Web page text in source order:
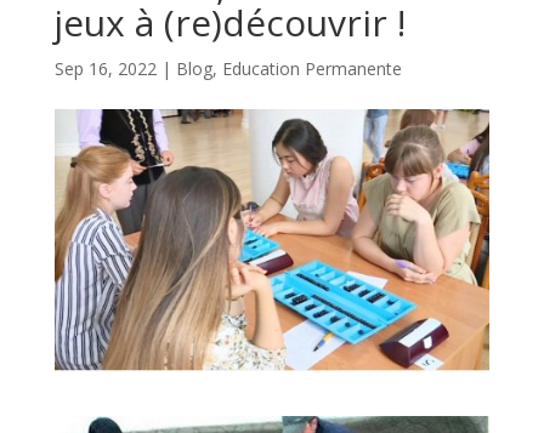
jeux à (re)découvrir !
Sep 16, 2022 | Blog, Education Permanente